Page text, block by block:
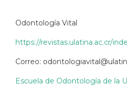
Odontología Vital
https://revistas.ulatina.ac.cr/
Correo:
Escuela de Odontología de la